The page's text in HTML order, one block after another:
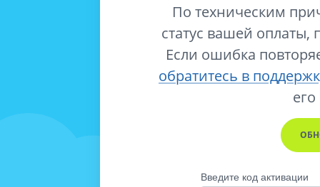
По техническим
статус вашей оплаты,
Если ошибка
обратитесь в
его
Введите код активации